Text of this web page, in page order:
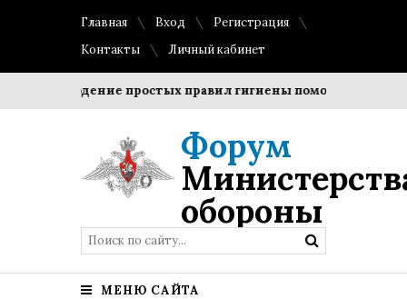
Главная Вход
Регистрация
Контакты
Личный кабинет
Соблюдение простых правил гигиены помогает
Форум
обороны
МЕНЮ САЙТА